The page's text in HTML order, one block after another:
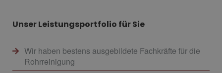
Unser Leistungsportfolio für Sie
Wir haben bestens ausgebildete Fachkräfte für die
Rohrreinigung